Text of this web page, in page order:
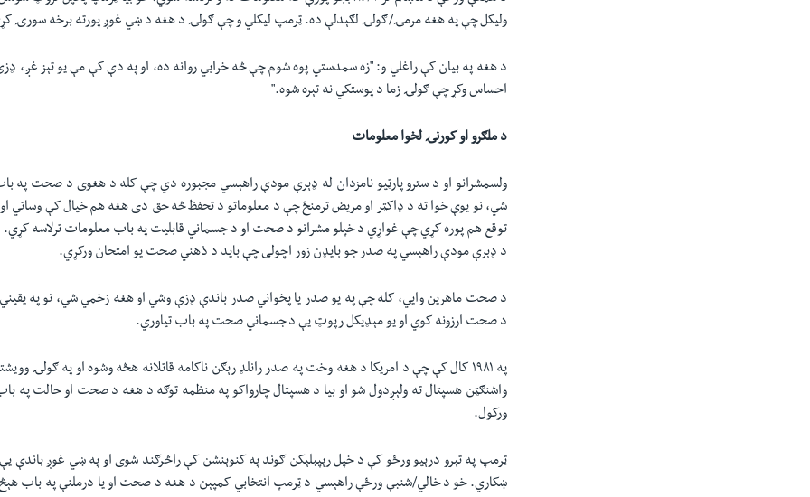
ولیکل چې په هغه مرمۍ/ګولۍ لګېدلې ده. ټرمپ لیکلي و چې ګولۍ د هغه د ښي غوږ پورته برخه سورۍ
د هغه په بیان کې راغلي و: "زه سمدستي پوه شوم چې څه خرابي روانه ده، او په دې کې مې یو تېز غږ،
احساس وکړ چې ګولۍ زما د پوستکي نه تېره شوه."
دملګرو او کورنۍ لخوا معلومات
ولسمشرانو او د سترو پارټیو نامزدان له ډېرې مودې راهېسي مجبوره دي چې کله د هغوی د صحت په
شي، نو یوې خوا ته د ډاکټر او مریض ترمنځ چې د معلوماتو د تحفظ څه حق دی هغه هم خیال کې وساتي
توقع هم پوره کړي چې غواړي د خپلو مشرانو د صحت او د جسماني قابلیت په باب معلومات ترلاسه کړي.
د ډېرې مودې راهېسي په صدر جو بایډن زور اچولی چې باید د ذهني صحت یو امتحان ورکړي.
د صحت ماهرین وایي، کله چې په یو صدر یا پخواني صدر باندې ډزې وشي او هغه زخمي شي، نو په
د صحت ارزونه کوي او یو مېډيکل رپوټ یې د جسماني صحت په باب تیاوري.
په ۱۹۸۱ کال کې چې د امریکا د هغه وخت په صدر رانلډ رېګن ناکامه قاتلانه هڅه وشوه او په ګولۍ
واشنګټن هسپتال ته ولېږدول شو او بیا د هسپتال چارواکو په منظمه توګه د هغه د صحت او حالت په
ورکول.
ټرمپ په تېرو درېیو ورځو کې د خپل رېپبلېکن ګوند په کنوېنشن کې راڅرګند شوی او په ښي غوږ باندې
ښکاري. خو د خالي/شنبې ورځې راهېسي د ټرمپ انتخابي کمپېن د هغه د صحت او یا درملنې په باب